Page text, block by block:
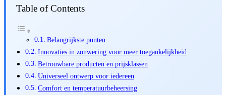
Table of Contents
Belangrijkste punten
Innovaties in zonwering voor meer toegankelijkheid
Betrouwbare producten en prijsklassen
Universeel ontwerp voor iedereen
Comfort en temperatuurbeheersing